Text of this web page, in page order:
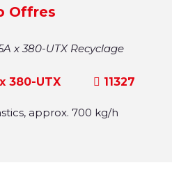
Offres
380-UTX
11327
approx. 700 kg/h